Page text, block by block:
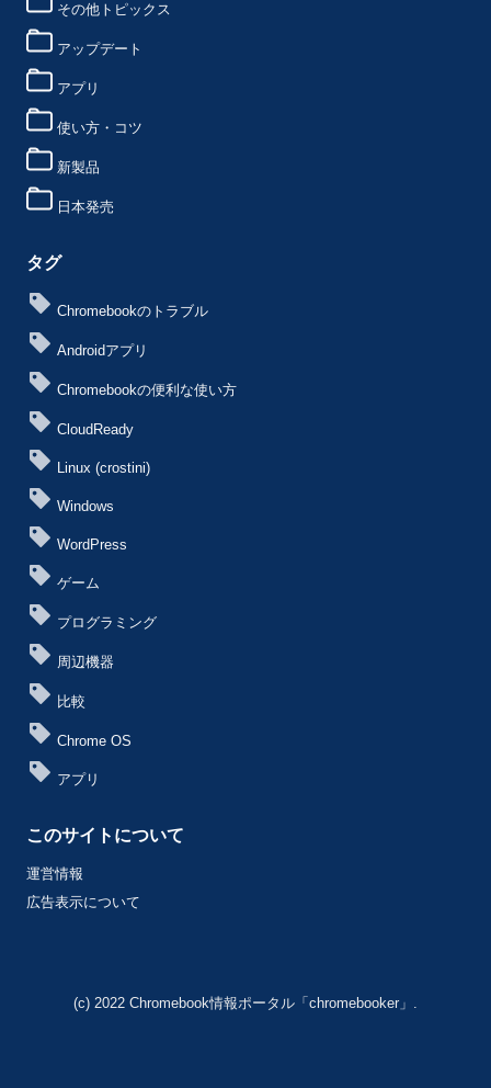
その他トピックス
アップデート
アプリ
使い方・コツ
新製品
日本発売
タグ
Chromebookのトラブル
Androidアプリ
Chromebookの便利な使い方
CloudReady
Linux (crostini)
Windows
WordPress
ゲーム
プログラミング
周辺機器
比較
Chrome OS
アプリ
このサイトについて
運営情報
広告表示について
(c) 2022 Chromebook情報ポータル「chromebooker」.